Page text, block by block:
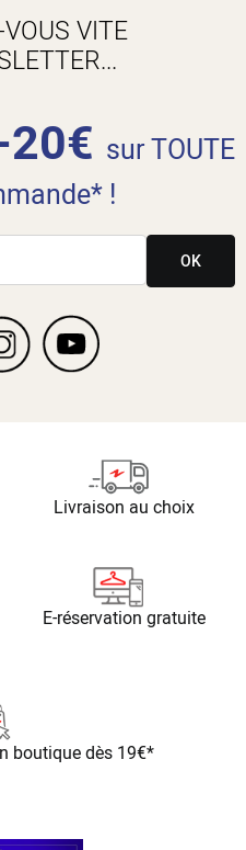
VITE
sur TOUTE
!
OK
Livraison au choix
E-réservation gratuite
boutique dès 19€*